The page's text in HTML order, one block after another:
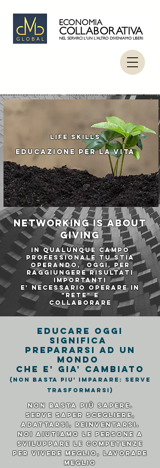
life skills
educazione per la vita
NETWORKING IS ABOUT
GIVING
IN QUALUNQUE CAMPO
PROFESSIONALE TU STIA
OPERANDO, oggi, per
raggiungere risultati
importanti
E' necessario OPERARE IN
"RETE" e
COLLABORARE
EDUCARE OGGI
SIGNIFICA
PREPARARSI AD UN
MONDO
CHE E' GIA' CAMBIATO
(non basta piu' imparare: serve
trasformarsi)
Non basta più sapere.
serve saper scegliere,
adattarsi, reinventarsi.
Noi aiutiamo le persone a
sviluppare le competenze
per vivere meglio, lavorare
meglio